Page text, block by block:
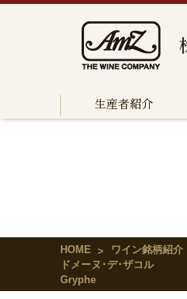
生産者紹介
HOME ワイン銘柄紹介
ドメーヌ･デ･ザコル
Gryphe